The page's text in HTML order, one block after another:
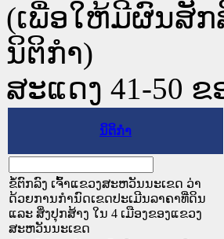
(ເພື່ອໃຫ້ມີຜົນສັ
ນິຕິກໍາ)
ສະແດງ 41-50
ນິຕິກໍາ
ຂໍ້ຕົກລົງ ເຈົ້າແຂວງສະຫວັນນະເຂດ ວ່າ
ດ້ວຍການກຳນົດເຂດປະເມີນລາຄາທີ່ດິນ
ແລະ ສິ່ງປຸກສ້າງ ໃນ 4 ເມືອງຂອງແຂວງ
ສະຫວັນນະເຂດ